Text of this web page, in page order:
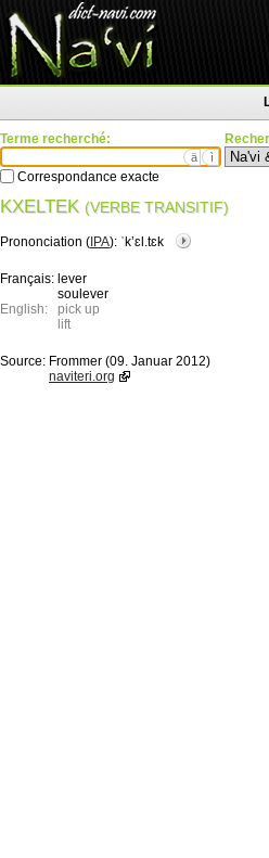
Terme recherché:
ä ì
Correspondance exacte
KXELTEK (VERBE TRANSITIF)
Prononciation ( IPA): ˈkʼɛl.tɛk
Français: lever
soulever
English:
pick up
lift
Source: Frommer (09. Januar 2012)
naviteri.org